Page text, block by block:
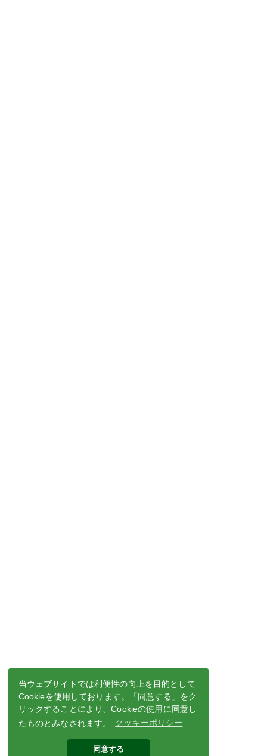
当ウェブサイトでは利便性の向上を目的として
Cookieを使用しております。「同意する」をク
リックすることにより、Cookieの使用に同意し
たものとみなされます。
クッキーポリシー
同意する